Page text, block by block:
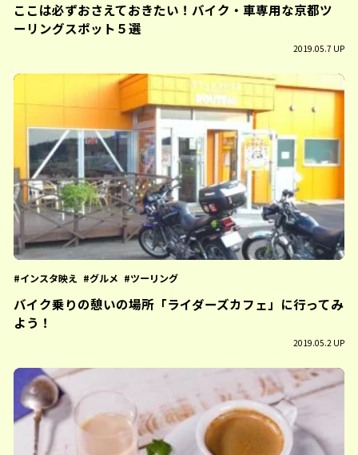
ここは必ずおさえておきたい！バイク・車専用な京都ツ
ーリングスポット５選
2019.05.7 UP
インスタ映え グルメ ツーリング
バイク乗りの憩いの場所「ライダーズカフェ」に行ってみ
よう！
2019.05.2 UP